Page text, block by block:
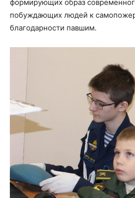
формирующих образ
побуждающих людей к
благодарности павшим.